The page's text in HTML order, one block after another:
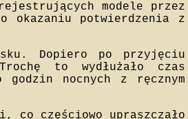
modele przez
okazaniu potwierdzenia z
Dopiero po przyjęciu
to wydłużało czas
nocnych z ręcznym
co częściowo upraszczało